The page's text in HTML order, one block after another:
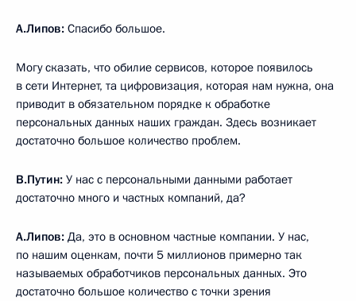
А.Липов: Спасибо большое.
Могу сказать, что обилие сервисов, которое появилось
в сети Интернет, та цифровизация, которая нам нужна, она
приводит в обязательном порядке к обработке
персональных данных наших граждан. Здесь возникает
достаточно большое количество проблем.
В.Путин: У нас с персональными данными работает
достаточно много и частных компаний, да?
А.Липов: Да, это в основном частные компании. У нас,
по нашим оценкам, почти 5 миллионов примерно так
называемых обработчиков персональных данных. Это
достаточно большое количество с точки зрения